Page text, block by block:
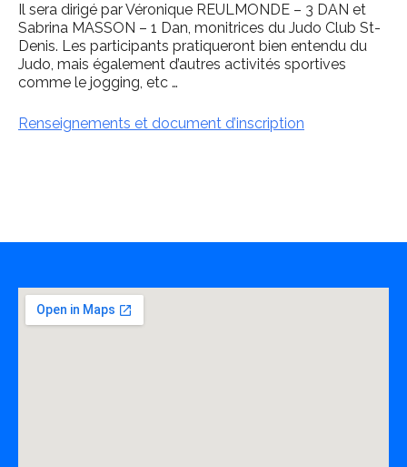
Il sera dirigé par Véronique REULMONDE – 3 DAN et
Sabrina MASSON – 1 Dan, monitrices du Judo Club St-
Denis. Les participants pratiqueront bien entendu du
Judo, mais également d’autres activités sportives
comme le jogging, etc …
Renseignements et document d’inscription